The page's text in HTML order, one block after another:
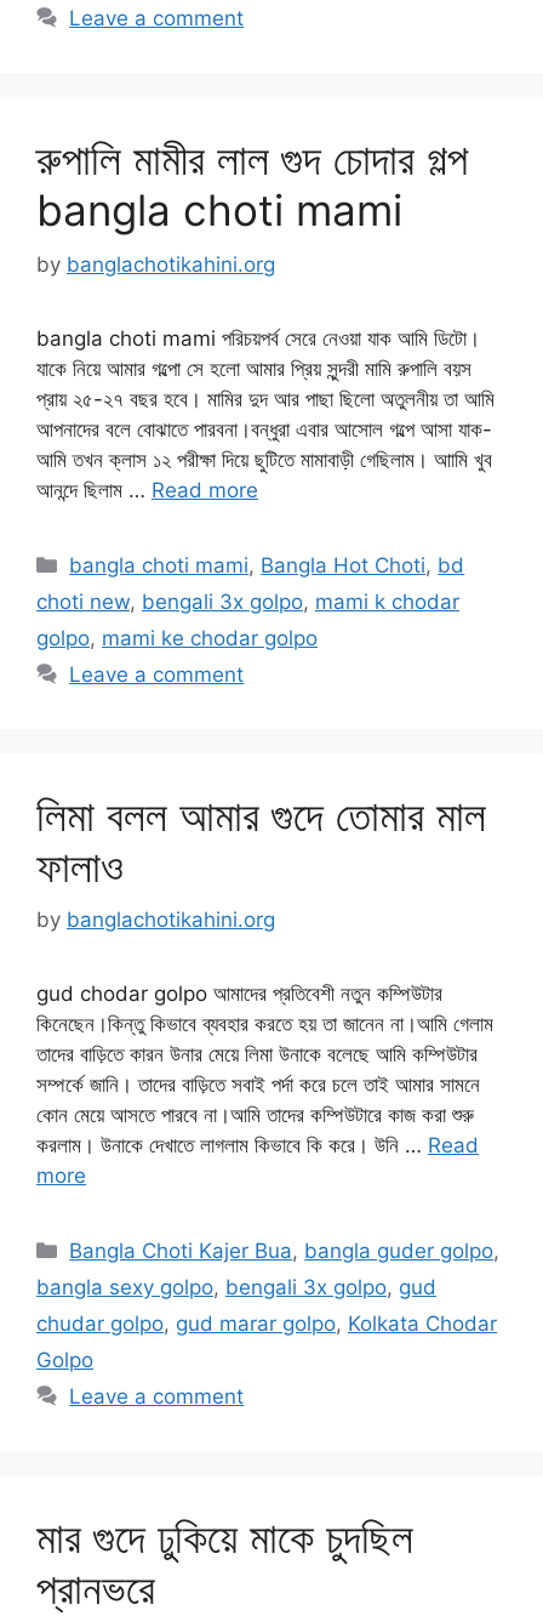
Leave a comment
রুপালি মামীর লাল গুদ চোদার গল্প
bangla choti mami
by banglachotikahini.org
bangla choti mami পরিচয়পর্ব সেরে নেওয়া যাক আমি ডিটো।
যাকে নিয়ে আমার গল্পো সে হলো আমার প্রিয় সুন্দরী মামি রুপালি বয়স
প্রায় ২৫-২৭ বছর হবে। মামির দুদ আর পাছা ছিলো অতুলনীয় তা আমি
আপনাদের বলে বোঝাতে পারবনা।বন্ধুরা এবার আসোল গল্পে আসা যাক-
আমি তখন ক্লাস ১২ পরীক্ষা দিয়ে ছুটিতে মামাবাড়ী গেছিলাম। আামি খুব
আনন্দে ছিলাম … Read more
Categories
bangla choti mami, Bangla Hot Choti, bd
choti new, bengali 3x golpo, mami k chodar
golpo, mami ke chodar golpo
Leave a comment
লিমা বলল আমার গুদে তোমার মাল
ফালাও
by banglachotikahini.org
gud chodar golpo আমাদের প্রতিবেশী নতুন কম্পিউটার
কিনেছেন।কিন্তু কিভাবে ব্যবহার করতে হয় তা জানেন না।আমি গেলাম
তাদের বাড়িতে কারন উনার মেয়ে লিমা উনাকে বলেছে আমি কম্পিউটার
সম্পর্কে জানি। তাদের বাড়িতে সবাই পর্দা করে চলে তাই আমার সামনে
কোন মেয়ে আসতে পারবে না।আমি তাদের কম্পিউটারে কাজ করা শুরু
করলাম। উনাকে দেখাতে লাগলাম কিভাবে কি করে। উনি … Read
more
Categories
Bangla Choti Kajer Bua, bangla guder golpo,
bangla sexy golpo, bengali 3x golpo, gud
chudar golpo, gud marar golpo, Kolkata Chodar
Golpo
Leave a comment
মার গুদে ঢুকিয়ে মাকে চুদছিল
প্রানভরে